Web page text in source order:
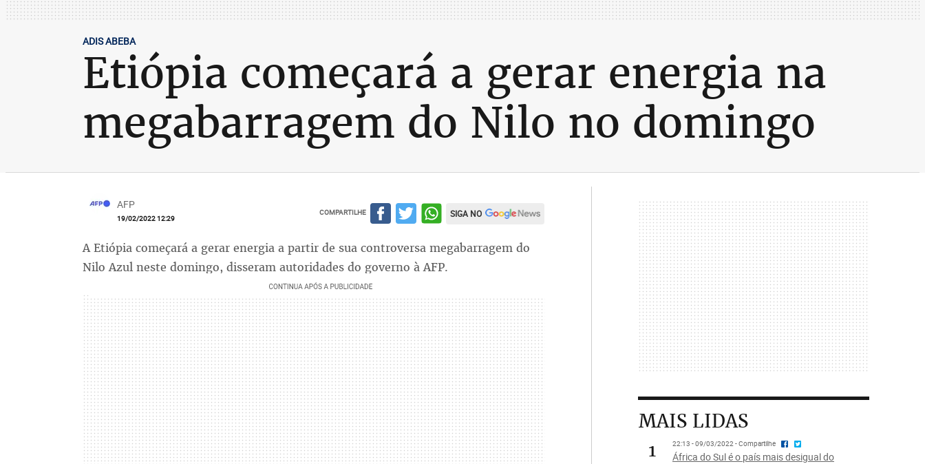
ADIS ABEBA
Etiópia começará a gerar energia na
megabarragem do Nilo no domingo
AFP
19/02/2022 12:29
COMPARTILHE SIGA NO
A Etiópia começará a gerar energia a partir de sua controversa megabarragem do
Nilo Azul neste domingo, disseram autoridades do governo à AFP.
MAIS LIDAS
1
22:13 - 09/03/2022 - Compartilhe
África do Sul é o país mais desigual do